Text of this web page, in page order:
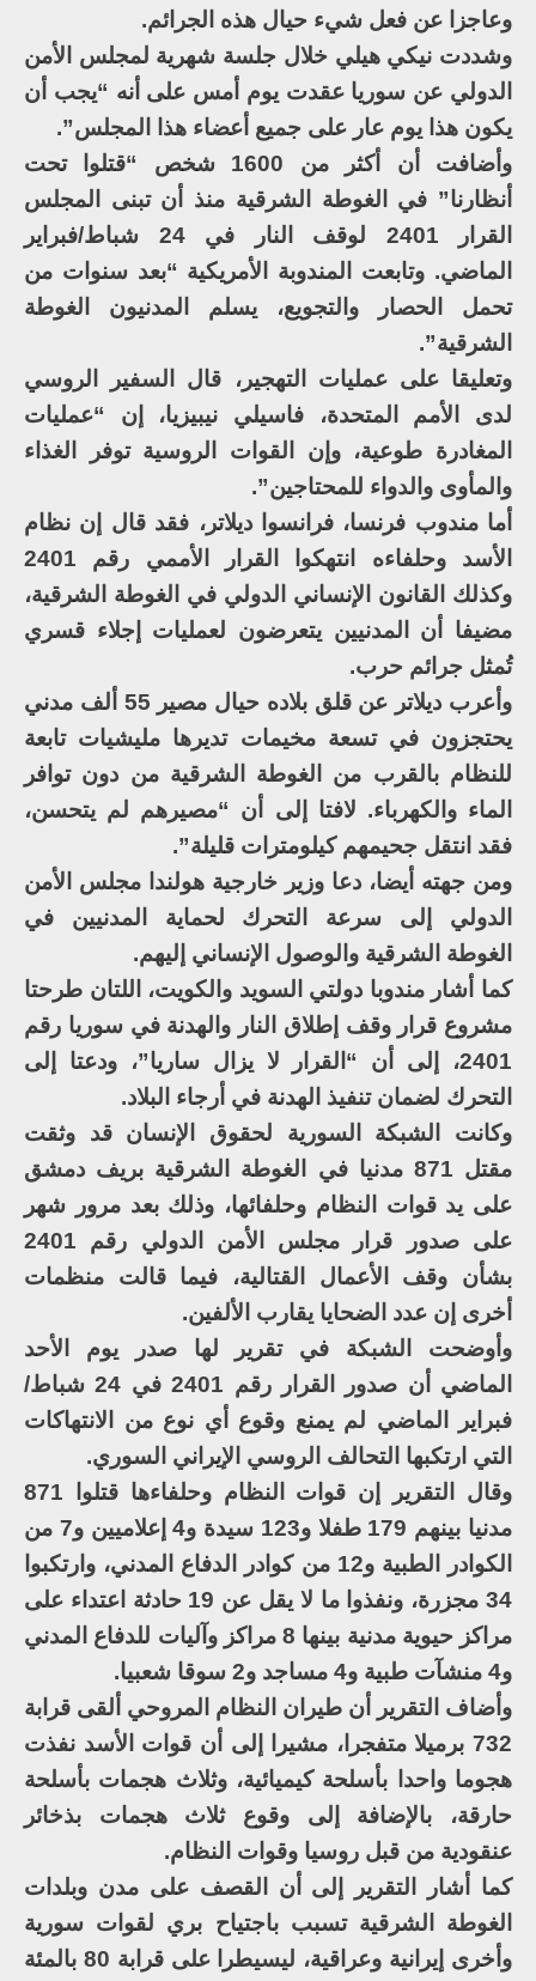
وعاجزا عن فعل شيء حيال هذه الجرائم.
وشددت نيكي هيلي خلال جلسة شهرية لمجلس الأمن
الدولي عن سوريا عقدت يوم أمس على أنه “يجب أن
يكون هذا يوم عار على جميع أعضاء هذا المجلس”.
وأضافت أن أكثر من 1600 شخص “قتلوا تحت
أنظارنا” في الغوطة الشرقية منذ أن تبنى المجلس
القرار 2401 لوقف النار في 24 شباط/فبراير
الماضي. وتابعت المندوبة الأمريكية “بعد سنوات من
تحمل الحصار والتجويع، يسلم المدنيون الغوطة
الشرقية”.
وتعليقا على عمليات التهجير، قال السفير الروسي
لدى الأمم المتحدة، فاسيلي نيبيزيا، إن “عمليات
المغادرة طوعية، وإن القوات الروسية توفر الغذاء
والمأوى والدواء للمحتاجين”.
أما مندوب فرنسا، فرانسوا ديلاتر، فقد قال إن نظام
الأسد وحلفاءه انتهكوا القرار الأممي رقم 2401
وكذلك القانون الإنساني الدولي في الغوطة الشرقية،
مضيفا أن المدنيين يتعرضون لعمليات إجلاء قسري
تُمثل جرائم حرب.
وأعرب ديلاتر عن قلق بلاده حيال مصير 55 ألف مدني
يحتجزون في تسعة مخيمات تديرها مليشيات تابعة
للنظام بالقرب من الغوطة الشرقية من دون توافر
الماء والكهرباء. لافتا إلى أن “مصيرهم لم يتحسن،
فقد انتقل جحيمهم كيلومترات قليلة”.
ومن جهته أيضا، دعا وزير خارجية هولندا مجلس الأمن
الدولي إلى سرعة التحرك لحماية المدنيين في
الغوطة الشرقية والوصول الإنساني إليهم.
كما أشار مندوبا دولتي السويد والكويت، اللتان طرحتا
مشروع قرار وقف إطلاق النار والهدنة في سوريا رقم
2401، إلى أن “القرار لا يزال ساريا”، ودعتا إلى
التحرك لضمان تنفيذ الهدنة في أرجاء البلاد.
وكانت الشبكة السورية لحقوق الإنسان قد وثقت
مقتل 871 مدنيا في الغوطة الشرقية بريف دمشق
على يد قوات النظام وحلفائها، وذلك بعد مرور شهر
على صدور قرار مجلس الأمن الدولي رقم 2401
بشأن وقف الأعمال القتالية، فيما قالت منظمات
أخرى إن عدد الضحايا يقارب الألفين.
وأوضحت الشبكة في تقرير لها صدر يوم الأحد
الماضي أن صدور القرار رقم 2401 في 24 شباط/
فبراير الماضي لم يمنع وقوع أي نوع من الانتهاكات
التي ارتكبها التحالف الروسي الإيراني السوري.
وقال التقرير إن قوات النظام وحلفاءها قتلوا 871
مدنيا بينهم 179 طفلا و123 سيدة و4 إعلاميين و7 من
الكوادر الطبية و12 من كوادر الدفاع المدني، وارتكبوا
34 مجزرة، ونفذوا ما لا يقل عن 19 حادثة اعتداء على
مراكز حيوية مدنية بينها 8 مراكز وآليات للدفاع المدني
و4 منشآت طبية و4 مساجد و2 سوقا شعبيا.
وأضاف التقرير أن طيران النظام المروحي ألقى قرابة
732 برميلا متفجرا، مشيرا إلى أن قوات الأسد نفذت
هجوما واحدا بأسلحة كيميائية، وثلاث هجمات بأسلحة
حارقة، بالإضافة إلى وقوع ثلاث هجمات بذخائر
عنقودية من قبل روسيا وقوات النظام.
كما أشار التقرير إلى أن القصف على مدن وبلدات
الغوطة الشرقية تسبب باجتياح بري لقوات سورية
وأخرى إيرانية وعراقية، ليسيطرا على قرابة 80 بالمئة